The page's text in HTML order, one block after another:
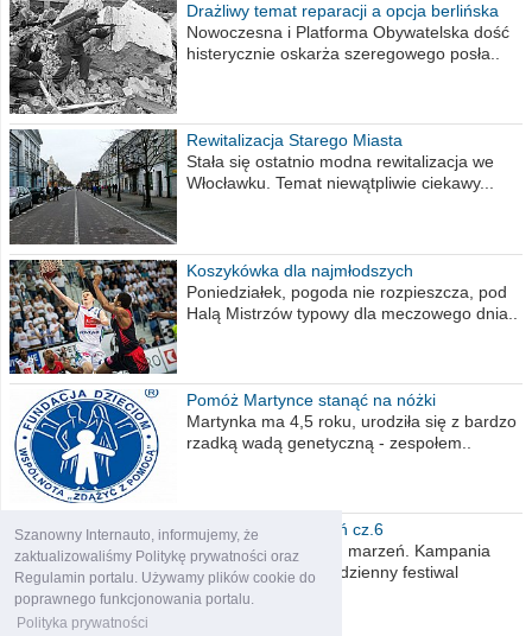
Szanowny Internauto, informujemy, że
zaktualizowaliśmy Politykę prywatności oraz
Regulamin portalu. Używamy plików cookie do
poprawnego funkcjonowania portalu.
Polityka prywatności
Drażliwy temat reparacji a opcja berlińska
Nowoczesna i Platforma Obywatelska dość
histerycznie oskarża szeregowego posła..
Rewitalizacja Starego Miasta
Stała się ostatnio modna rewitalizacja we
Włocławku. Temat niewątpliwie ciekawy...
Koszykówka dla najmłodszych
Poniedziałek, pogoda nie rozpieszcza, pod
Halą Mistrzów typowy dla meczowego dnia..
Pomóż Martynce stanąć na nóżki
Martynka ma 4,5 roku, urodziła się z bardzo
rzadką wadą genetyczną - zespołem..
Polska moich marzeń cz.6
Nadszedł kres moich marzeń. Kampania
wyborcza czyli niecodzienny festiwal
obietnic,..